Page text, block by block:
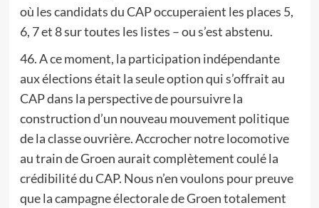
où les candidats du CAP occuperaient les places 5,
6, 7 et 8 sur toutes les listes – ou s’est abstenu.
46. A ce moment, la participation indépendante
aux élections était la seule option qui s’offrait au
CAP dans la perspective de poursuivre la
construction d’un nouveau mouvement politique
de la classe ouvrière. Accrocher notre locomotive
au train de Groen aurait complètement coulé la
crédibilité du CAP. Nous n’en voulons pour preuve
que la campagne électorale de Groen totalement